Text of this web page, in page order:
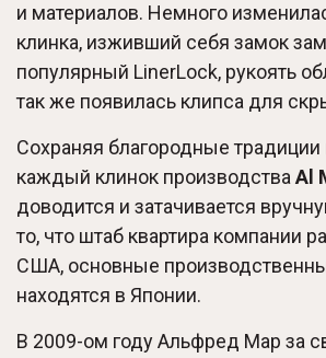
и материалов. Немного
клинка, изживший себя замок
популярный LinerLock, рукоять
так же появилась клипса для
Сохраняя благородные
каждый клинок производства Al
доводится и затачивается
то, что штаб квартира компании
США, основные
находятся в Японии.
В 2009-ом году Альфред Мар за